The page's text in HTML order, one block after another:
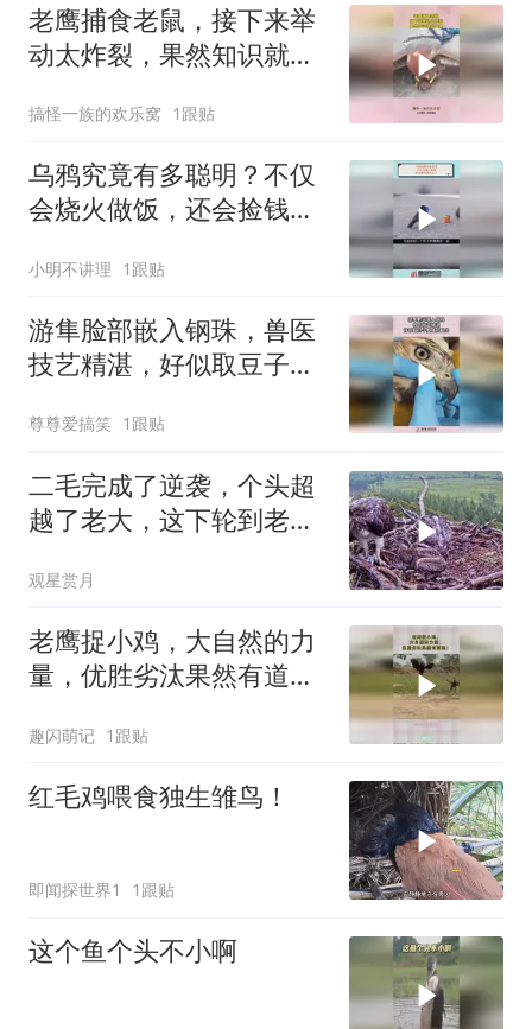
老鹰捕食老鼠，接下来举
动太炸裂，果然知识就是
搞怪一族的欢乐窝 1跟贴
乌鸦究竟有多聪明？不仅
会烧火做饭，还会捡钱养
小明不讲理 1跟贴
游隼脸部嵌入钢珠，兽医
技艺精湛，好似取豆子般
尊尊爱搞笑 1跟贴
二毛完成了逆袭，个头超
越了老大，这下轮到老大
观星赏月
老鹰捉小鸡，大自然的力
量，优胜劣汰果然有道
趣闪萌记 1跟贴
红毛鸡喂食独生雏鸟！
即闻探世界1 1跟贴
这个鱼个头不小啊